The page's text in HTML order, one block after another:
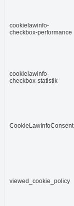
cookielawinfo-
checkbox-performance
cookielawinfo-
checkbox-statistik
CookieLawInfoConsent
viewed_cookie_policy